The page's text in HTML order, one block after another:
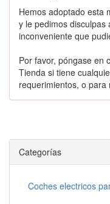
Hemos adoptado esta
y le pedimos
inconveniente que
Por favor, póngase en
Tienda si tiene
requerimientos, o
Categorías
Coches electricos